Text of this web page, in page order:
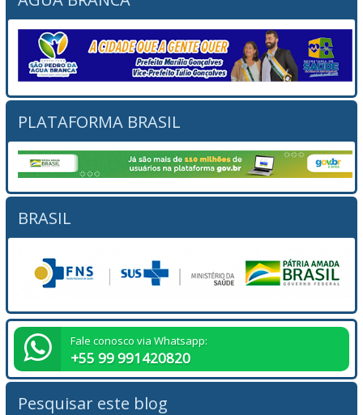
PLATAFORMA BRASIL
BRASIL
Fale conosco via Whatsapp:
+55 99 991420820
Pesquisar este blog